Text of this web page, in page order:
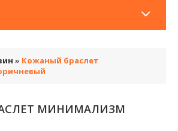
» Кожаный браслет
МИНИМАЛИЗМ